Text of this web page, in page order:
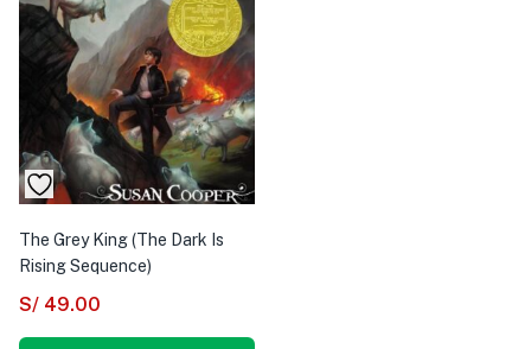
The Grey King (The Dark Is
Rising Sequence)
S/ 49.00